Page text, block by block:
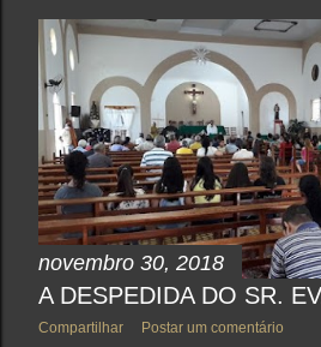
novembro 30, 2018
A DESPEDIDA DO SR.
Compartilhar Postar um comentário